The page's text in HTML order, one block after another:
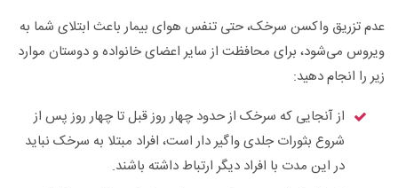
عدم تزریق واکسن سرخک، حتی تنفس هوای بیمار باعث ابتلای شما به
ویروس می‌شود، برای محافظت از سایر اعضای خانواده و دوستان موارد
زیر را انجام دهید:
از آنجایی که سرخک از حدود چهار روز قبل تا چهار روز پس از
شروع بثورات جلدی واگیر دار است، افراد مبتلا به سرخک نباید
در این مدت با افراد دیگر ارتباط داشته باشند.